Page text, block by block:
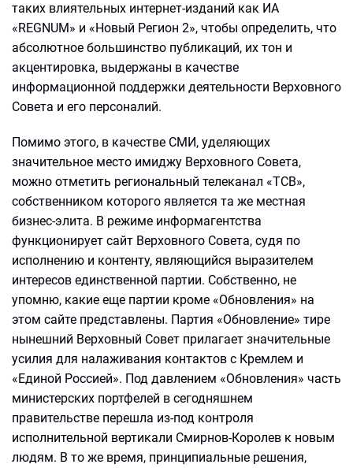
таких влиятельных интернет-изданий как ИА
«REGNUM» и «Новый Регион 2», чтобы определить, что
абсолютное большинство публикаций, их тон и
акцентировка, выдержаны в качестве
информационной поддержки деятельности Верховного
Совета и его персоналий.
Помимо этого, в качестве СМИ, уделяющих
значительное место имиджу Верховного Совета,
можно отметить региональный телеканал «ТСВ»,
собственником которого является та же местная
бизнес-элита. В режиме информагентства
функционирует сайт Верховного Совета, судя по
исполнению и контенту, являющийся выразителем
интересов единственной партии. Собственно, не
упомню, какие еще партии кроме «Обновления» на
этом сайте представлены. Партия «Обновление» тире
нынешний Верховный Совет прилагает значительные
усилия для налаживания контактов с Кремлем и
«Единой Россией». Под давлением «Обновления» часть
министерских портфелей в сегодняшнем
правительстве перешла из-под контроля
исполнительной вертикали Смирнов-Королев к новым
людям. В то же время, принципиальные решения,